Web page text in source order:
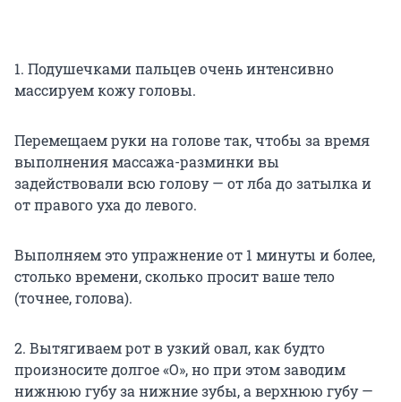
1. Подушечками пальцев очень интенсивно
массируем кожу головы.
Перемещаем руки на голове так, чтобы за время
выполнения массажа-разминки вы
задействовали всю голову — от лба до затылка и
от правого уха до левого.
Выполняем это упражнение от 1 минуты и более,
столько времени, сколько просит ваше тело
(точнее, голова).
2. Вытягиваем рот в узкий овал, как будто
произносите долгое «О», но при этом заводим
нижнюю губу за нижние зубы, а верхнюю губу —